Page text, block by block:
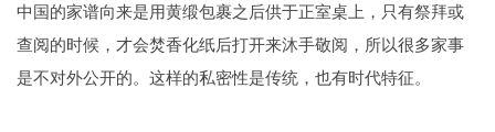
中国的家谱向来是用黄缎包裹之后供于正室桌上，只有祭拜或
查阅的时候，才会焚香化纸后打开来沐手敬阅，所以很多家事
是不对外公开的。这样的私密性是传统，也有时代特征。